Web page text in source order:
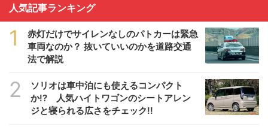
人気記事ランキング
1
赤灯だけでサイレンなしのパトカーは緊急
車両なのか？ 抜いていいのかを道路交通
法で解説
2
ソリオは車中泊にも使えるコンパクト
か!? 人気ハイトワゴンのシートアレン
ジと寝られる広さをチェック!!